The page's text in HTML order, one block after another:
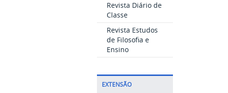
Revista Diário de
Classe
Revista Estudos
de Filosofia e
Ensino
EXTENSÃO